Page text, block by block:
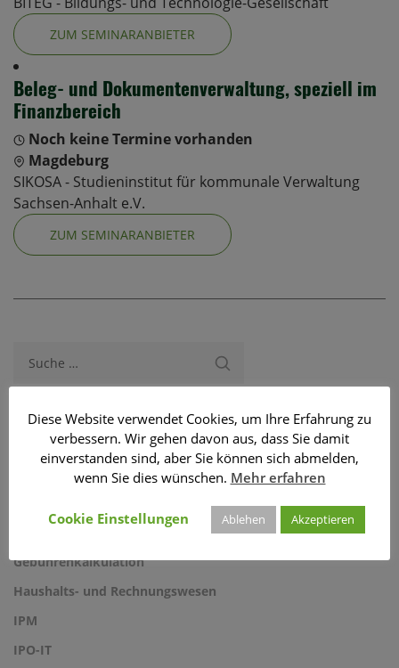
ZUM SEMINARANBIETER
Beleg- und Dokumentenverwaltung, speziell im
Finanzbereich
Noch keine Termine vorhanden
Magdeburg
SIKOSA - Studieninstitut für kommunale Verwaltung
Sachsen-Anhalt e.V.
ZUM SEMINARANBIETER
KATEGORIEN
Gebührenkalkulation
Haushalts- und Rechnungswesen
IPM
IPO-IT
Diese Website verwendet Cookies, um Ihre Erfahrung zu
verbessern. Wir gehen davon aus, dass Sie damit
einverstanden sind, aber Sie können sich abmelden,
wenn Sie dies wünschen. Mehr erfahren
Cookie Einstellungen Ablehen Akzeptieren